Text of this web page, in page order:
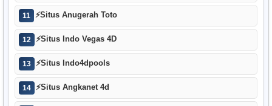
11 ⚡Situs Anugerah Toto
12 ⚡Situs Indo Vegas 4D
13 ⚡Situs Indo4dpools
14 ⚡Situs Angkanet 4d